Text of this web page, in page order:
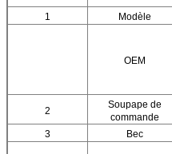
1
Modèle
OEM
2
Soupape de
commande
3 Bec